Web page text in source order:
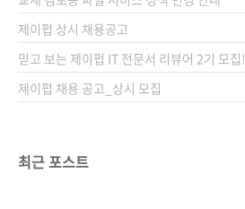
드 페이지 ➡ http://www.lug.or.kr/..
제이펍 상시 채용공고
믿고 보는 제이펍 IT 전문서 리뷰어 2기 모집!
제이펍 채용 공고_상시 모집
최근 포스트